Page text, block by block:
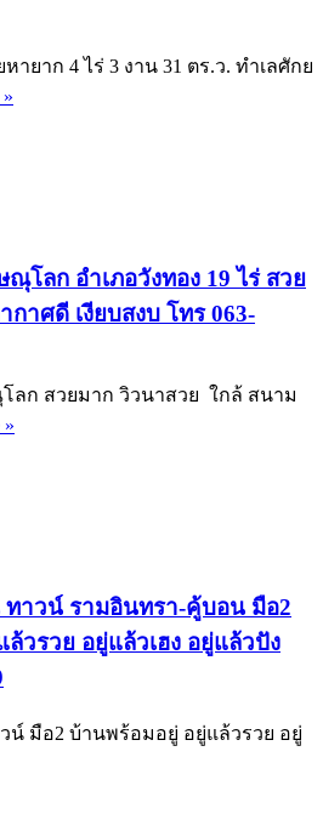
ยาก 4 ไร่ 3 งาน 31 ตร.ว. ทำเลศักย
โลก อำเภอวังทอง 19 ไร่ สวย
าศดี เงียบสงบ โทร 063-
ก สวยมาก วิวนาสวย ใกล้ สนาม
»
ทาวน์ รามอินทรา-คู้บอน มือ2
วรวย อยู่แล้วเฮง อยู่แล้วปัง
น์ มือ2 บ้านพร้อมอยู่ อยู่แล้วรวย อยู่